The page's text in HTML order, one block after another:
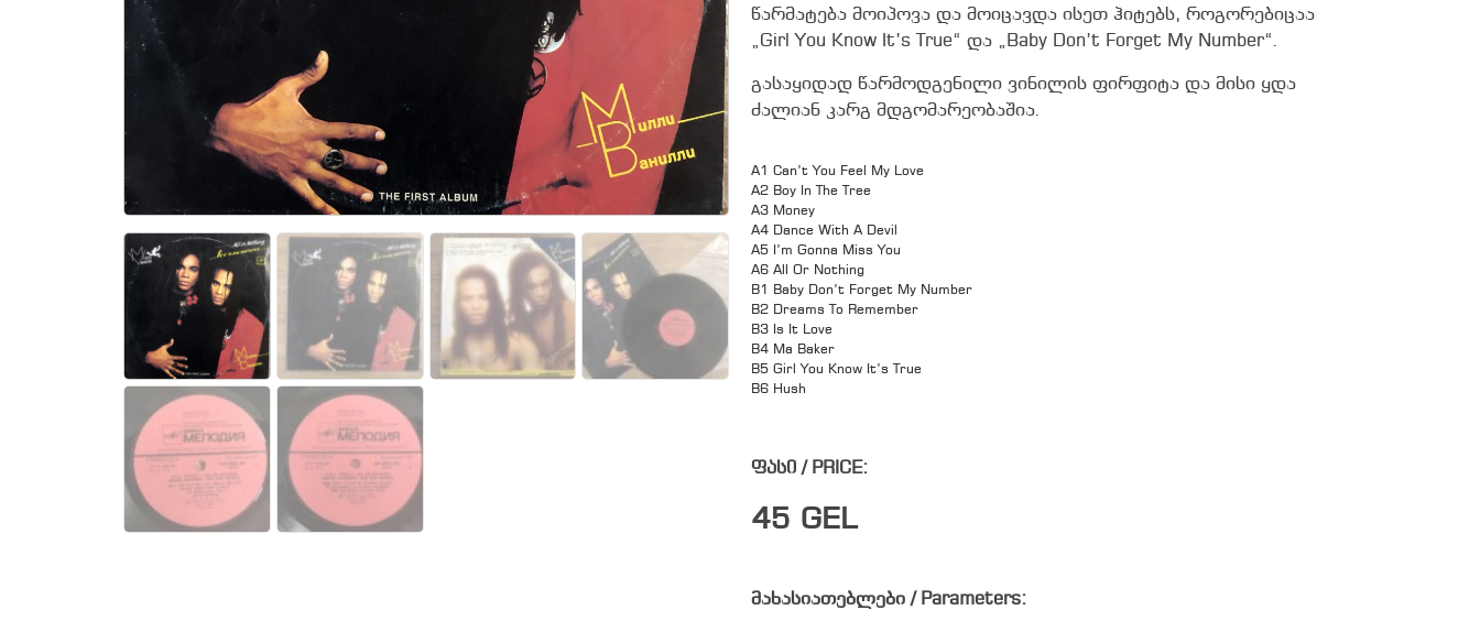
წარმატება მოიპოვა და მოიცავდა ისეთ ჰიტებს, როგორებიცაა
„Girl You Know It’s True“ და „Baby Don’t Forget My Number“.
გასაყიდად წარმოდგენილი ვინილის ფირფიტა და მისი ყდა
ძალიან კარგ მდგომარეობაშია.
A1 Can’t You Feel My Love
A2 Boy In The Tree
A3 Money
A4 Dance With A Devil
A5 I’m Gonna Miss You
A6 All Or Nothing
B1 Baby Don’t Forget My Number
B2 Dreams To Remember
B3 Is It Love
B4 Ma Baker
B5 Girl You Know It’s True
B6 Hush
ფასი / PRICE:
45 GEL
მახასიათებლები / Parameters: